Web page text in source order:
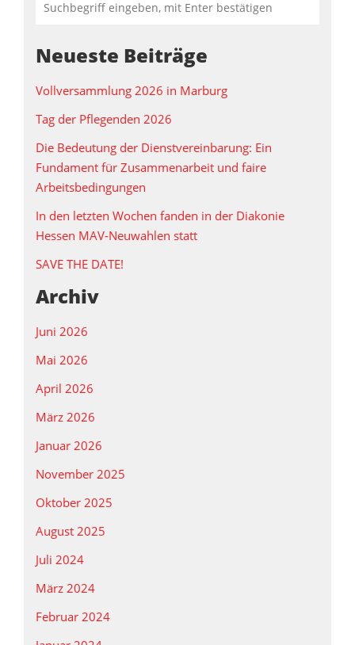
Neueste Beiträge
Vollversammlung 2026 in Marburg
Tag der Pflegenden 2026
Die Bedeutung der Dienstvereinbarung: Ein
Fundament für Zusammenarbeit und faire
Arbeitsbedingungen
In den letzten Wochen fanden in der Diakonie
Hessen MAV‑Neuwahlen statt
SAVE THE DATE!
Archiv
Juni 2026
Mai 2026
April 2026
März 2026
Januar 2026
November 2025
Oktober 2025
August 2025
Juli 2024
März 2024
Februar 2024